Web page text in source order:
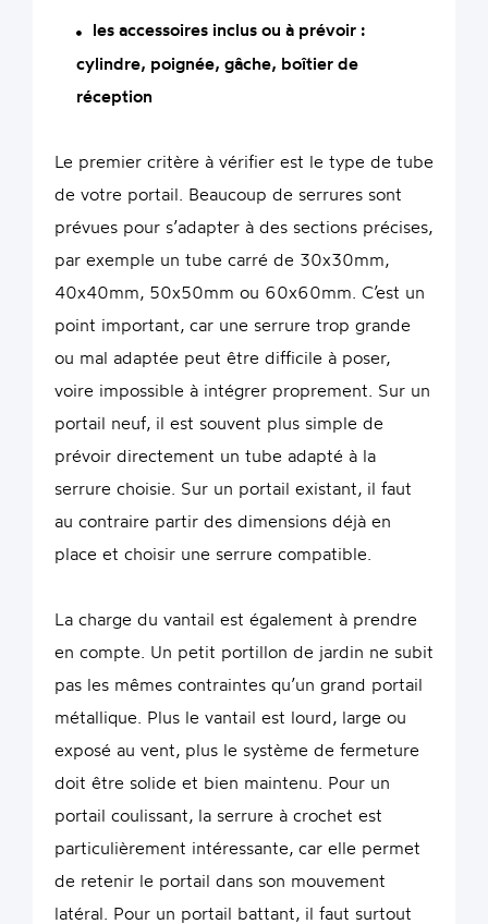
les accessoires inclus ou à prévoir :
cylindre, poignée, gâche, boîtier de
réception
Le premier critère à vérifier est le type de tube
de votre portail. Beaucoup de serrures sont
prévues pour s’adapter à des sections précises,
par exemple un tube carré de 30x30mm,
40x40mm, 50x50mm ou 60x60mm. C’est un
point important, car une serrure trop grande
ou mal adaptée peut être difficile à poser,
voire impossible à intégrer proprement. Sur un
portail neuf, il est souvent plus simple de
prévoir directement un tube adapté à la
serrure choisie. Sur un portail existant, il faut
au contraire partir des dimensions déjà en
place et choisir une serrure compatible.
La charge du vantail est également à prendre
en compte. Un petit portillon de jardin ne subit
pas les mêmes contraintes qu’un grand portail
métallique. Plus le vantail est lourd, large ou
exposé au vent, plus le système de fermeture
doit être solide et bien maintenu. Pour un
portail coulissant, la serrure à crochet est
particulièrement intéressante, car elle permet
de retenir le portail dans son mouvement
latéral. Pour un portail battant, il faut surtout